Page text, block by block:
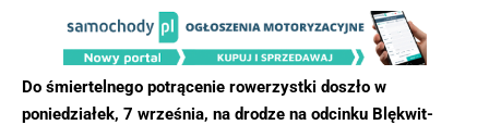
Do śmiertelnego potrącenie rowerzystki doszło w
poniedziałek, 7 września, na drodze na odcinku Blękwit-